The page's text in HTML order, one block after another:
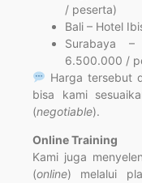
/ peserta)
Bali – Hotel
Surabaya
6.500.000 /
Harga tersebut
bisa kami
(negotiable).
Online Training
Kami juga
(online) melalui